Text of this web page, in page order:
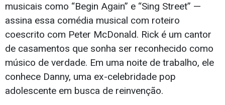
musicais como “Begin Again” e “Sing Street” —
assina essa comédia musical com roteiro
coescrito com Peter McDonald. Rick é um cantor
de casamentos que sonha ser reconhecido como
músico de verdade. Em uma noite de trabalho, ele
conhece Danny, uma ex-celebridade pop
adolescente em busca de reinvenção.